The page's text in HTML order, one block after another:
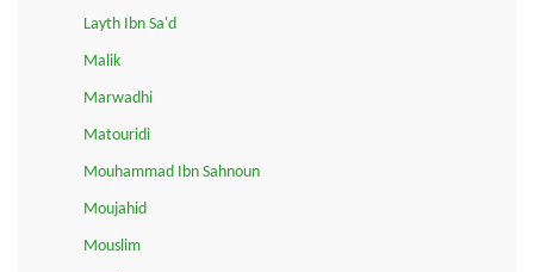
Layth Ibn Sa'd
Malik
Marwadhi
Matouridi
Mouhammad Ibn Sahnoun
Moujahid
Mouslim